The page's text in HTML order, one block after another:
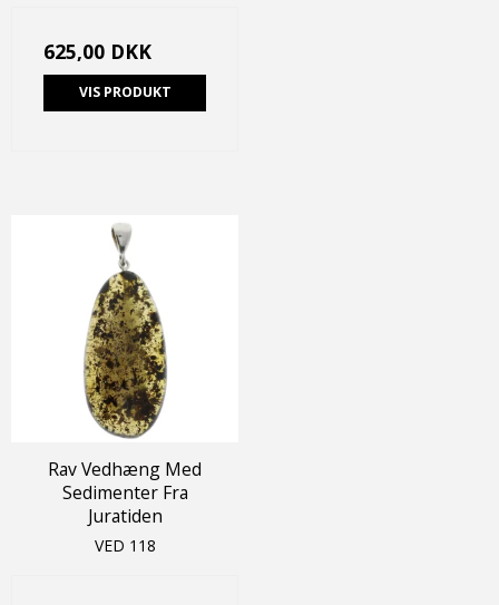
625,00 DKK
VIS PRODUKT
Rav Vedhæng Med
Sedimenter Fra
Juratiden
VED 118